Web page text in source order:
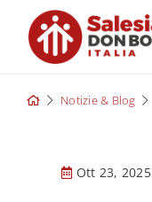
content
Notizie & Blog
Ott 23, 2025